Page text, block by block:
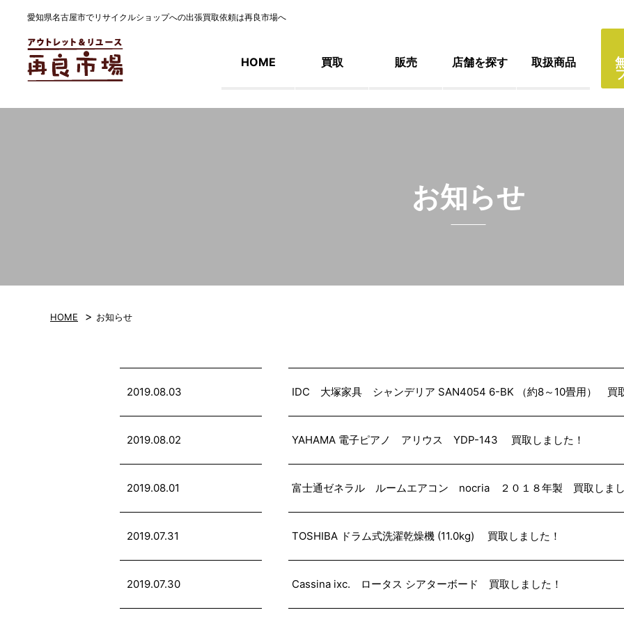
愛知県名古屋市でリサイクルショップへの出張買取依頼は再良市場へ
HOME 買取 販売 店舗を探す 取扱商品
お知らせ
HOME > お知らせ
2019.08.03 IDC 大塚家具 シャンデリア SAN4054 6-BK （約8～10畳用） 買
2019.08.02 YAHAMA 電子ピアノ アリウス YDP-143 買取しました！
2019.08.01 富士通ゼネラル ルームエアコン nocria ２０１８年製 買取しまし
2019.07.31 TOSHIBA ドラム式洗濯乾燥機 (11.0kg) 買取しました！
2019.07.30 Cassina ixc. ロータス シアターボード 買取しました！